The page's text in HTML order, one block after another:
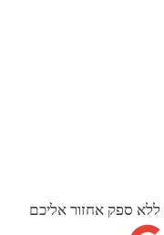
ללא ספק אחזור אליכם